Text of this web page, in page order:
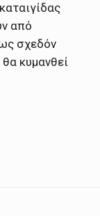
από
σχεδόν
κυμανθεί